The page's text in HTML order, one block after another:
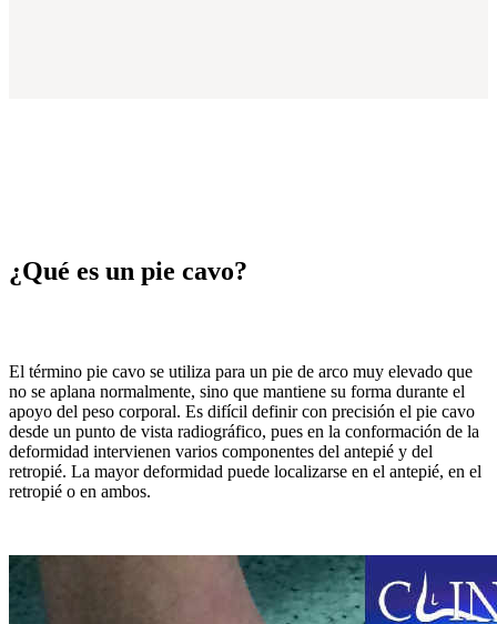
¿Qué es un pie cavo?
El término pie cavo se utiliza para un pie de arco muy elevado que
no se aplana normalmente, sino que mantiene su forma durante el
apoyo del peso corporal. Es difícil definir con precisión el pie cavo
desde un punto de vista radiográfico, pues en la conformación de la
deformidad intervienen varios componentes del antepié y del
retropié. La mayor deformidad puede localizarse en el antepié, en el
retropié o en ambos.